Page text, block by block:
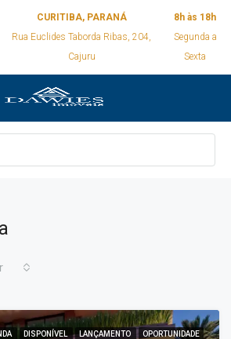
CURITIBA, PARANÁ
Rua Euclides Taborda Ribas, 204,
Cajuru
8h às 18h
Segunda a
Sexta
DISPONÍVEL LANÇAMENTO OPORTUNIDADE